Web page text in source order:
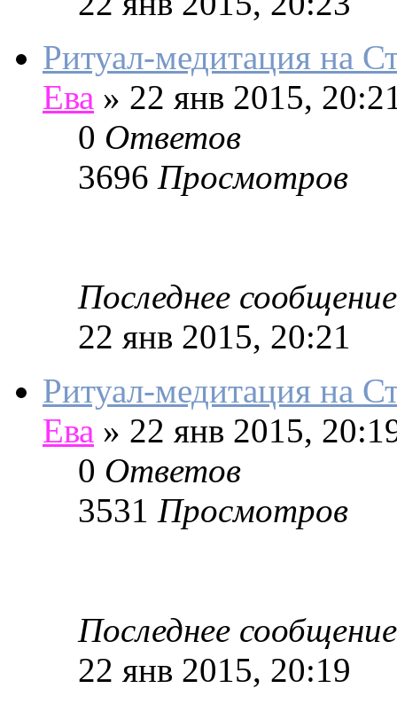
Ритуал-медитация
Ева » 22 янв 2015,
0 Ответов
3696 Просмотров
Последнее сообщение
22 янв 2015, 20:21
Ритуал-медитация на
Ева » 22 янв 2015,
0 Ответов
3531 Просмотров
Последнее сообщение
22 янв 2015, 20:19